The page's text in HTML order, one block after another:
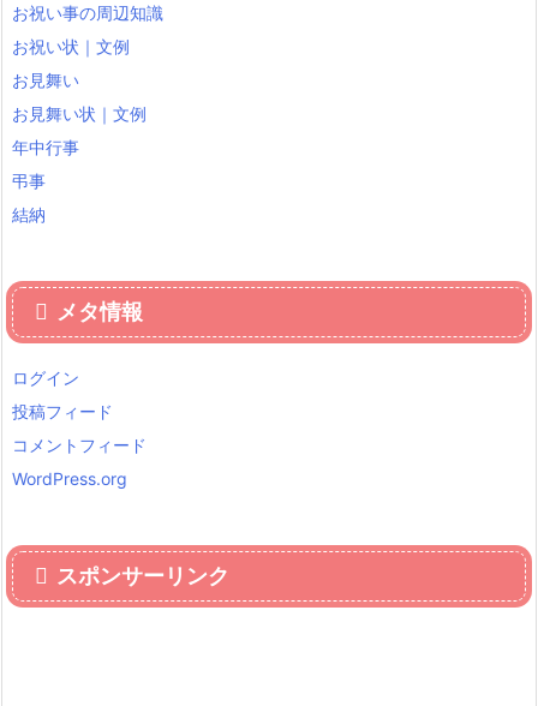
お祝い事の周辺知識
お祝い状｜文例
お見舞い
お見舞い状｜文例
年中行事
弔事
結納
メタ情報
ログイン
投稿フィード
コメントフィード
WordPress.org
スポンサーリンク